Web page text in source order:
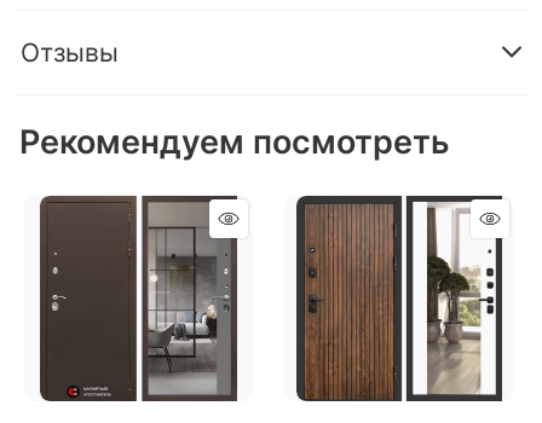
Отзывы
Рекомендуем посмотреть